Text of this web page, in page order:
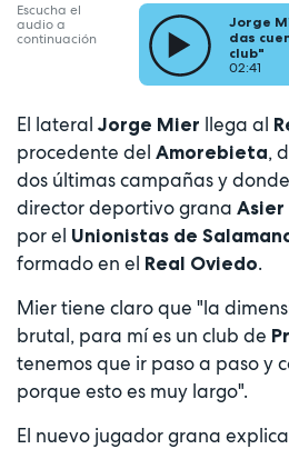
Escucha el
audio a
continuación
Jorge
das
club"
02:41
El lateral Jorge Mier llega al
procedente del Amorebieta,
dos últimas campañas y
director deportivo grana
por el Unionistas de
formado en el Real Oviedo.
Mier tiene claro que "la
brutal, para mí es un club de
tenemos que ir paso a paso y
porque esto es muy largo".
El nuevo jugador grana